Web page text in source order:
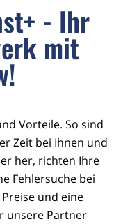
- Ihr
mit
Vorteile. So sind
Zeit bei Ihnen und
her, richten Ihre
Fehlersuche bei
und eine
unsere Partner